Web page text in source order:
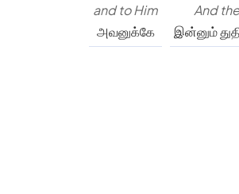
And
இன்னும்
and to Him
அவனுக்கே